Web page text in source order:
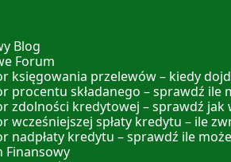
Blog
Forum
księgowania przelewów – kiedy
procentu składanego – sprawdź ile
zdolności kredytowej – sprawdź
wcześniejszej spłaty kredytu – ile
nadpłaty kredytu – sprawdź ile
Finansowy